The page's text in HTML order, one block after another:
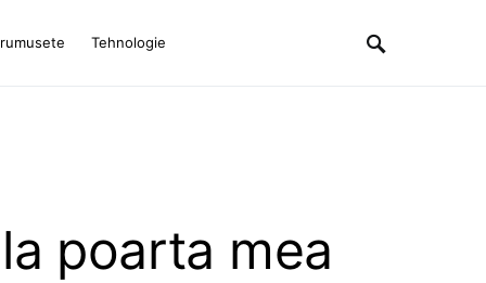
Tehnologie
poarta mea